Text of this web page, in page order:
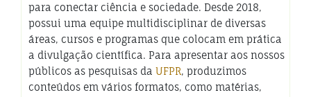
para conectar ciência e sociedade. Desde 2018,
possui uma equipe multidisciplinar de diversas
áreas, cursos e programas que colocam em prática
a divulgação científica. Para apresentar aos nossos
públicos as pesquisas da UFPR, produzimos
conteúdos em vários formatos, como matérias,